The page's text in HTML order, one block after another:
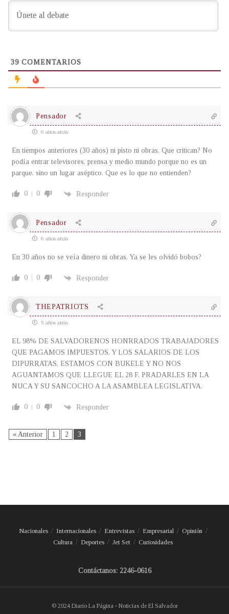
39 COMENTARIOS
Pensador
6 años atrás
En tiempos anteriores (30 años) ni pisto ni obras. Que critican? No
podía entrar televisores, prensa y medio mundo porque no es un
parque, sino un lugar aséptico. Que es lo que no entienden?
0 0 Responder
Pensador
6 años atrás
En 30 años no se veía dinero ni obras. Ya se les olvidó bobos?
0 0 Responder
THEPATRIOTS
5 años atrás
EL 98% DE SALVADORENOS HONRRADOS TRABAJADORES
QUE PAGAMOS IMPUESTOS, Y LOS SALARIOS DE LOS
DIPURRATAS, ESTAMOS CON BUKELE Y NO NOS
AGUANTAMOS QUE LLEGUE EL 28 F, PRADARLES EN LA
NUCA Y SU SANCOCHO A LA ASAMBLEA LEGISLATIVA.
0 0 Responder
« Anterior 1 2 3
Nacionales Internacionales Entrevistas Empresarial
Opinión
Cultura
Deportes Jet Set Curiosidades
Contáctanos: 2246-0616
© 2024 Diario La Página - Noticias de El Salvador